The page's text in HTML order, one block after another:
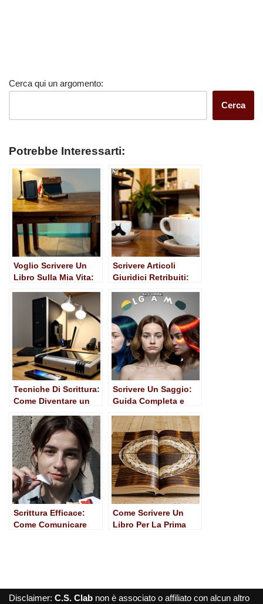
Cerca qui un argomento:
Cerca
Potrebbe Interessarti:
Voglio Scrivere Un
Libro Sulla Mia Vita:
Scrittura
Autobiografica
Scrivere Articoli
Giuridici Retribuiti:
Tecniche Di Scrittura:
Come Diventare un
Scrivere Un Saggio:
Guida Completa e
Scrittura Efficace:
Come Comunicare
Come Scrivere Un
Libro Per La Prima
Disclaimer: C.S. Clab non è associato o affiliato con alcun altro